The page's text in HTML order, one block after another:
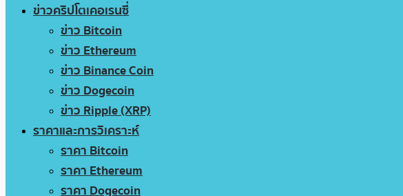
ข่าวคริปโตเคอเรนซี่
ข่าว Bitcoin
ข่าว Ethereum
ข่าว Binance Coin
ข่าว Dogecoin
ข่าว Ripple (XRP)
ราคาและการวิเคราะห์
ราคา Bitcoin
ราคา Ethereum
ราคา Dogecoin